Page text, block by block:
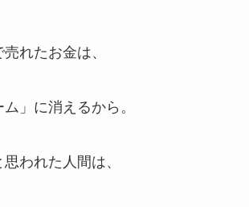
売れたお金は、
ム」に消えるから。
思われた人間は、